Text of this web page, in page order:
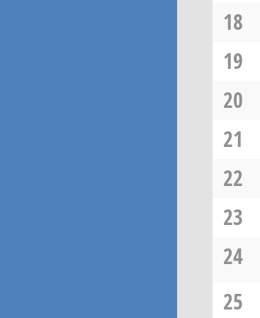
18
19
20
21
22
23
24
25